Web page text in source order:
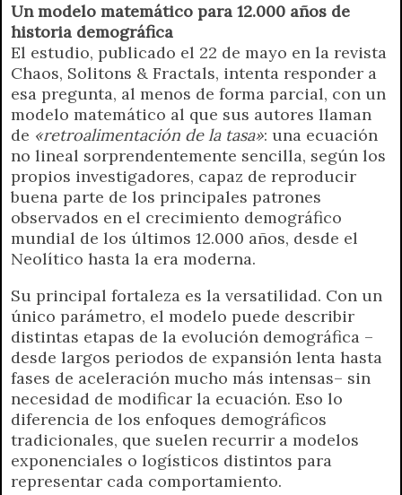
Un modelo matemático para 12.000 años de
historia demográfica
El estudio, publicado el 22 de mayo en la revista
Chaos, Solitons & Fractals, intenta responder a
esa pregunta, al menos de forma parcial, con un
modelo matemático al que sus autores llaman
de «retroalimentación de la tasa»: una ecuación
no lineal sorprendentemente sencilla, según los
propios investigadores, capaz de reproducir
buena parte de los principales patrones
observados en el crecimiento demográfico
mundial de los últimos 12.000 años, desde el
Neolítico hasta la era moderna.
Su principal fortaleza es la versatilidad. Con un
único parámetro, el modelo puede describir
distintas etapas de la evolución demográfica –
desde largos periodos de expansión lenta hasta
fases de aceleración mucho más intensas– sin
necesidad de modificar la ecuación. Eso lo
diferencia de los enfoques demográficos
tradicionales, que suelen recurrir a modelos
exponenciales o logísticos distintos para
representar cada comportamiento.